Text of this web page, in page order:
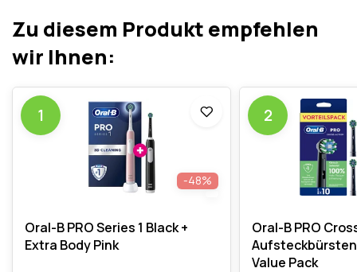
Zu diesem Produkt empfehlen
wir Ihnen:
1
-48%
Oral-B PRO Series 1 Black +
Extra Body Pink
2
Oral-B PRO
Aufsteckbürsten
Value Pack